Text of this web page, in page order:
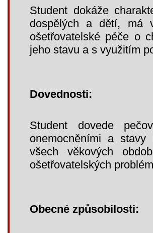
Student dokáže
dospělých a dětí, má
ošetřovatelské péče o
jeho stavu a s využitím
Dovednosti:
Student dovede
onemocněními a
všech věkových
ošetřovatelských
Obecné způsobilosti: